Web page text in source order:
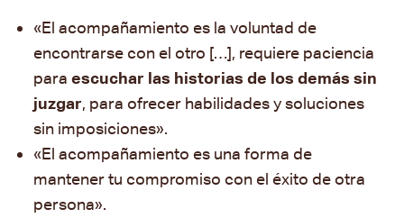
«El acompañamiento es la voluntad de
encontrarse con el otro […], requiere paciencia
para escuchar las historias de los demás sin
juzgar, para ofrecer habilidades y soluciones
sin imposiciones».
«El acompañamiento es una forma de
mantener tu compromiso con el éxito de otra
persona».